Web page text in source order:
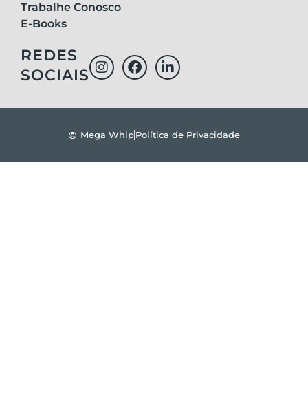
Trabalhe Conosco
E-Books
REDES
SOCIAIS
Mega WhipPolítica de Privacidade